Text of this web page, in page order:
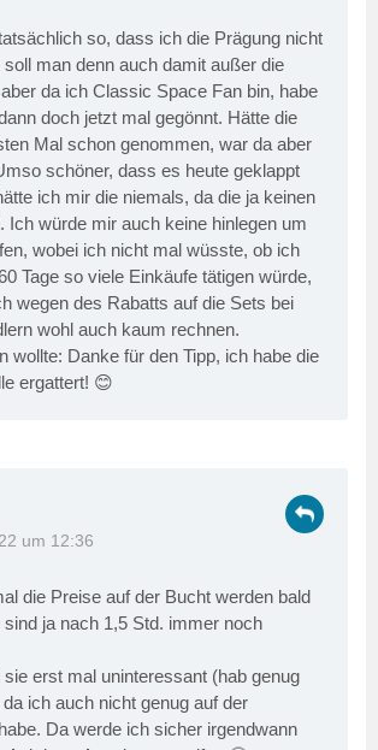
so, dass ich die Prägung nicht
man denn auch damit außer die
da ich Classic Space Fan bin, habe
doch jetzt mal gegönnt. Hätte die
Mal schon genommen, war da aber
schöner, dass es heute geklappt
ich mir die niemals, da die ja keinen
Ich würde mir auch keine hinlegen um
wobei ich nicht mal wüsste, ob ich
Tage so viele Einkäufe tätigen würde,
wegen des Rabatts auf die Sets bei
wohl auch kaum rechnen.
wollte: Danke für den Tipp, ich habe die
ergattert! 😊
um 12:36
die Preise auf der Bucht werden bald
ja nach 1,5 Std. immer noch
erst mal uninteressant (hab genug
ich auch nicht genug auf der
Da werde ich sicher irgendwann